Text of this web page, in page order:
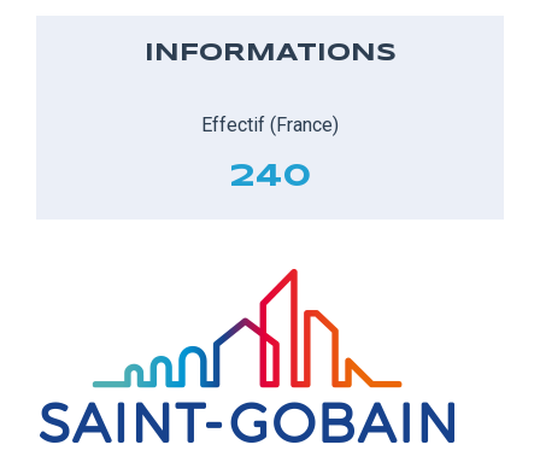
INFORMATIONS
Effectif (France)
240